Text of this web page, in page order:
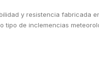
y resistencia fabricada
tipo de inclemencias